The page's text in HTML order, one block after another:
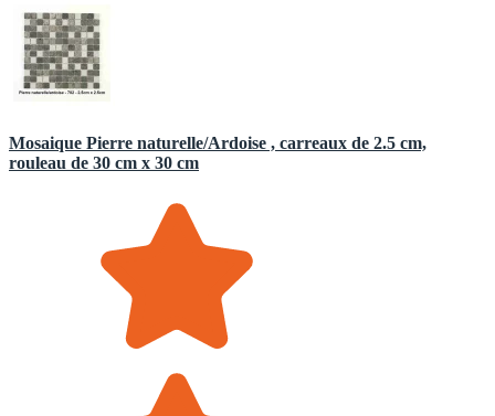
Mosaique Pierre naturelle/Ardoise , carreaux de 2.5 cm,
rouleau de 30 cm x 30 cm